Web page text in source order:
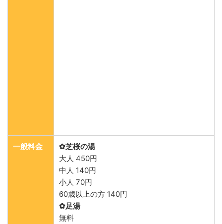
一般料金
✿芝桜の湯
大人 450円
中人 140円
小人 70円
60歳以上の方 140円
✿足湯
無料